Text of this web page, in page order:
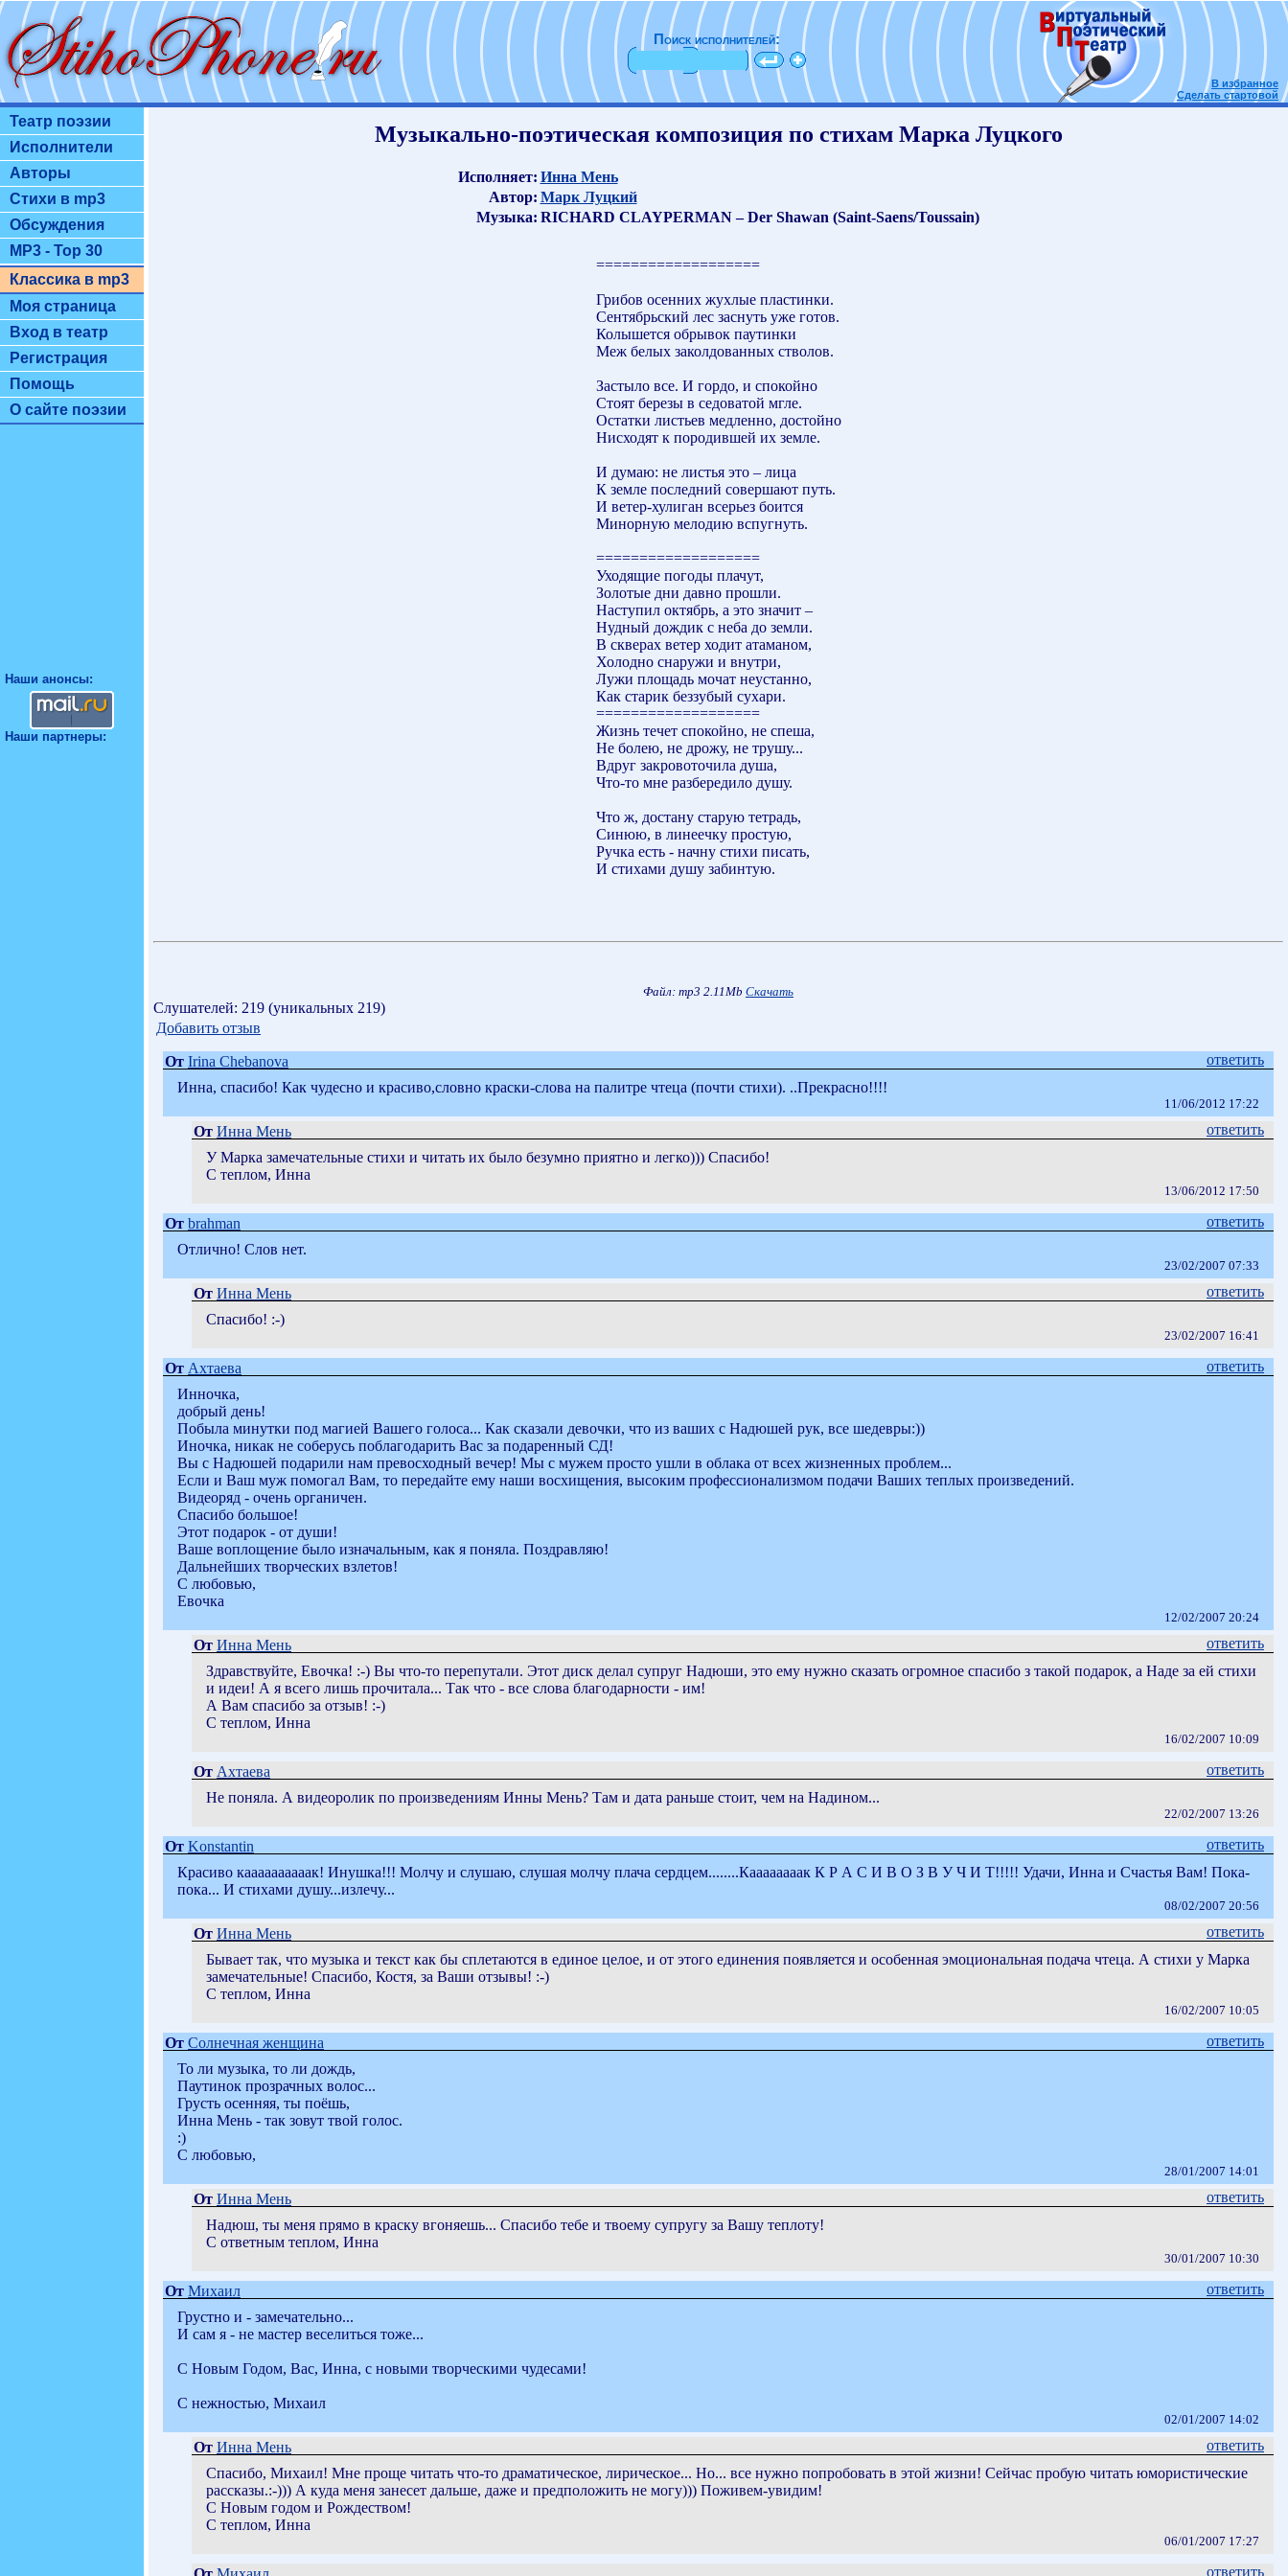
Поиск исполнителей:
В избранное
Сделать стартовой
Театр поэзии
Исполнители
Авторы
Стихи в mp3
Обсуждения
MP3 - Top 30
Классика в mp3
Моя страница
Вход в театр
Регистрация
Помощь
О сайте поэзии
Наши анонсы:
Наши партнеры:
Музыкально-поэтическая композиция по стихам Марка Луцкого
Исполняет: Инна Мень
Автор: Марк Луцкий
Музыка: RICHARD CLAYPERMAN – Der Shawan (Saint-Saens/Toussain)
===================
Грибов осенних жухлые пластинки.
Сентябрьский лес заснуть уже готов.
Колышется обрывок паутинки
Меж белых заколдованных стволов.
Застыло все. И гордо, и спокойно
Стоят березы в седоватой мгле.
Остатки листьев медленно, достойно
Нисходят к породившей их земле.
И думаю: не листья это – лица
К земле последний совершают путь.
И ветер-хулиган всерьез боится
Минорную мелодию вспугнуть.
===================
Уходящие погоды плачут,
Золотые дни давно прошли.
Наступил октябрь, а это значит –
Нудный дождик с неба до земли.
В скверах ветер ходит атаманом,
Холодно снаружи и внутри,
Лужи площадь мочат неустанно,
Как старик беззубый сухари.
===================
Жизнь течет спокойно, не спеша,
Не болею, не дрожу, не трушу...
Вдруг закровоточила душа,
Что-то мне разбередило душу.
Что ж, достану старую тетрадь,
Синюю, в линеечку простую,
Ручка есть - начну стихи писать,
И стихами душу забинтую.
Файл: mp3 2.11Mb Скачать
Слушателей: 219 (уникальных 219)
Добавить отзыв
От Irina Chebanova
ответить
Инна, спасибо! Как чудесно и красиво,словно краски-слова на палитре чтеца (почти стихи). ..Прекрасно!!!!
11/06/2012 17:22
От Инна Мень
ответить
У Марка замечательные стихи и читать их было безумно приятно и легко))) Спасибо!
С теплом, Инна
13/06/2012 17:50
От brahman
ответить
Отлично! Слов нет.
23/02/2007 07:33
От Инна Мень
ответить
Спасибо! :-)
23/02/2007 16:41
От Ахтаева
ответить
Инночка,
добрый день!
Побыла минутки под магией Вашего голоса... Как сказали девочки, что из ваших с Надюшей рук, все шедевры:))
Иночка, никак не соберусь поблагодарить Вас за подаренный СД!
Вы с Надюшей подарили нам превосходный вечер! Мы с мужем просто ушли в облака от всех жизненных проблем...
Если и Ваш муж помогал Вам, то передайте ему наши восхищения, высоким профессионализмом подачи Ваших теплых произведений.
Видеоряд - очень органичен.
Спасибо большое!
Этот подарок - от души!
Ваше воплощение было изначальным, как я поняла. Поздравляю!
Дальнейших творческих взлетов!
С любовью,
Евочка
12/02/2007 20:24
От Инна Мень
ответить
Здравствуйте, Евочка! :-) Вы что-то перепутали. Этот диск делал супруг Надюши, это ему нужно сказать огромное спасибо з такой подарок, а Наде за ей стихи
и идеи! А я всего лишь прочитала... Так что - все слова благодарности - им!
А Вам спасибо за отзыв! :-)
С теплом, Инна
16/02/2007 10:09
От Ахтаева
ответить
Не поняла. А видеоролик по произведениям Инны Мень? Там и дата раньше стоит, чем на Надином...
22/02/2007 13:26
От Konstantin
ответить
Красиво каааааааааак! Инушка!!! Молчу и слушаю, слушая молчу плача сердцем........Каааааааак К Р А С И В О З В У Ч И Т!!!!! Удачи, Инна и Счастья Вам! Пока-
пока... И стихами душу...излечу...
08/02/2007 20:56
От Инна Мень
ответить
Бывает так, что музыка и текст как бы сплетаются в единое целое, и от этого единения появляется и особенная эмоциональная подача чтеца. А стихи у Марка
замечательные! Спасибо, Костя, за Ваши отзывы! :-)
С теплом, Инна
16/02/2007 10:05
От Солнечная женщина
ответить
То ли музыка, то ли дождь,
Паутинок прозрачных волос...
Грусть осенняя, ты поёшь,
Инна Мень - так зовут твой голос.
:)
С любовью,
28/01/2007 14:01
От Инна Мень
ответить
Надюш, ты меня прямо в краску вгоняешь... Спасибо тебе и твоему супругу за Вашу теплоту!
С ответным теплом, Инна
30/01/2007 10:30
От Михаил
ответить
Грустно и - замечательно...
И сам я - не мастер веселиться тоже...
С Новым Годом, Вас, Инна, с новыми творческими чудесами!
С нежностью, Михаил
02/01/2007 14:02
От Инна Мень
ответить
Спасибо, Михаил! Мне проще читать что-то драматическое, лирическое... Но... все нужно попробовать в этой жизни! Сейчас пробую читать юмористические
рассказы.:-))) А куда меня занесет дальше, даже и предположить не могу))) Поживем-увидим!
С Новым годом и Рождеством!
С теплом, Инна
06/01/2007 17:27
ответить